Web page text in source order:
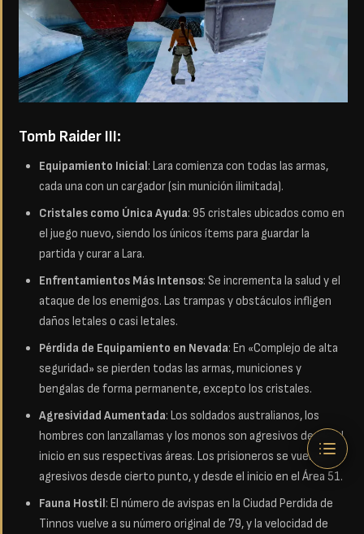
Tomb Raider III:
Equipamiento Inicial: Lara comienza con todas las armas,
cada una con un cargador (sin munición ilimitada).
Cristales como Única Ayuda: 95 cristales ubicados como en
el juego nuevo, siendo los únicos ítems para guardar la
partida y curar a Lara.
Enfrentamientos Más Intensos: Se incrementa la salud y el
ataque de los enemigos. Las trampas y obstáculos infligen
daños letales o casi letales.
Pérdida de Equipamiento en Nevada: En «Complejo de alta
seguridad» se pierden todas las armas, municiones y
bengalas de forma permanente, excepto los cristales.
Agresividad Aumentada: Los soldados australianos, los
hombres con lanzallamas y los monos son agresivos desde el
inicio en sus respectivas áreas. Los prisioneros se vuelven
agresivos desde cierto punto, y desde el inicio en el Área 51.
Fauna Hostil: El número de avispas en la Ciudad Perdida de
Tinnos vuelve a su número original de 79, y la velocidad de